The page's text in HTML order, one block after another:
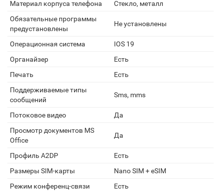
Материал корпуса телефона
Стекло, металл
Обязательные программы
предустановлены
Не установлены
Операционная система
IOS 19
Органайзер
Есть
Печать
Есть
Поддерживаемые типы
сообщений
Sms, mms
Потоковое видео
Да
Просмотр документов MS
Office
Да
Профиль A2DP
Есть
Размеры SIM-карты
Nano SIM + eSIM
Режим конференц-связи
Есть